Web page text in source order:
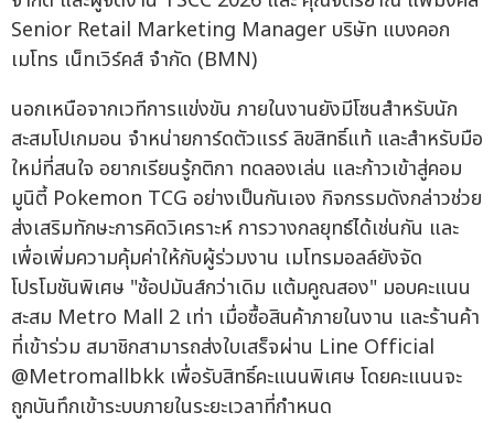
Senior Retail Marketing Manager บริษัท แบงคอก
เมโทร เน็ทเวิร์คส์ จำกัด (BMN)
นอกเหนือจากเวทีการแข่งขัน ภายในงานยังมีโซนสำหรับนัก
สะสมโปเกมอน จำหน่ายการ์ดตัวแรร์ ลิขสิทธิ์แท้ และสำหรับมือ
ใหม่ที่สนใจ อยากเรียนรู้กติกา ทดลองเล่น และก้าวเข้าสู่คอม
มูนิตี้ Pokemon TCG อย่างเป็นกันเอง กิจกรรมดังกล่าวช่วย
ส่งเสริมทักษะการคิดวิเคราะห์ การวางกลยุทธ์ได้เช่นกัน และ
เพื่อเพิ่มความคุ้มค่าให้กับผู้ร่วมงาน เมโทรมอลล์ยังจัด
โปรโมชันพิเศษ "ช้อปมันส์กว่าเดิม แต้มคูณสอง" มอบคะแนน
สะสม Metro Mall 2 เท่า เมื่อซื้อสินค้าภายในงาน และร้านค้า
ที่เข้าร่วม สมาชิกสามารถส่งใบเสร็จผ่าน Line Official
@Metromallbkk เพื่อรับสิทธิ์คะแนนพิเศษ โดยคะแนนจะ
ถูกบันทึกเข้าระบบภายในระยะเวลาที่กำหนด